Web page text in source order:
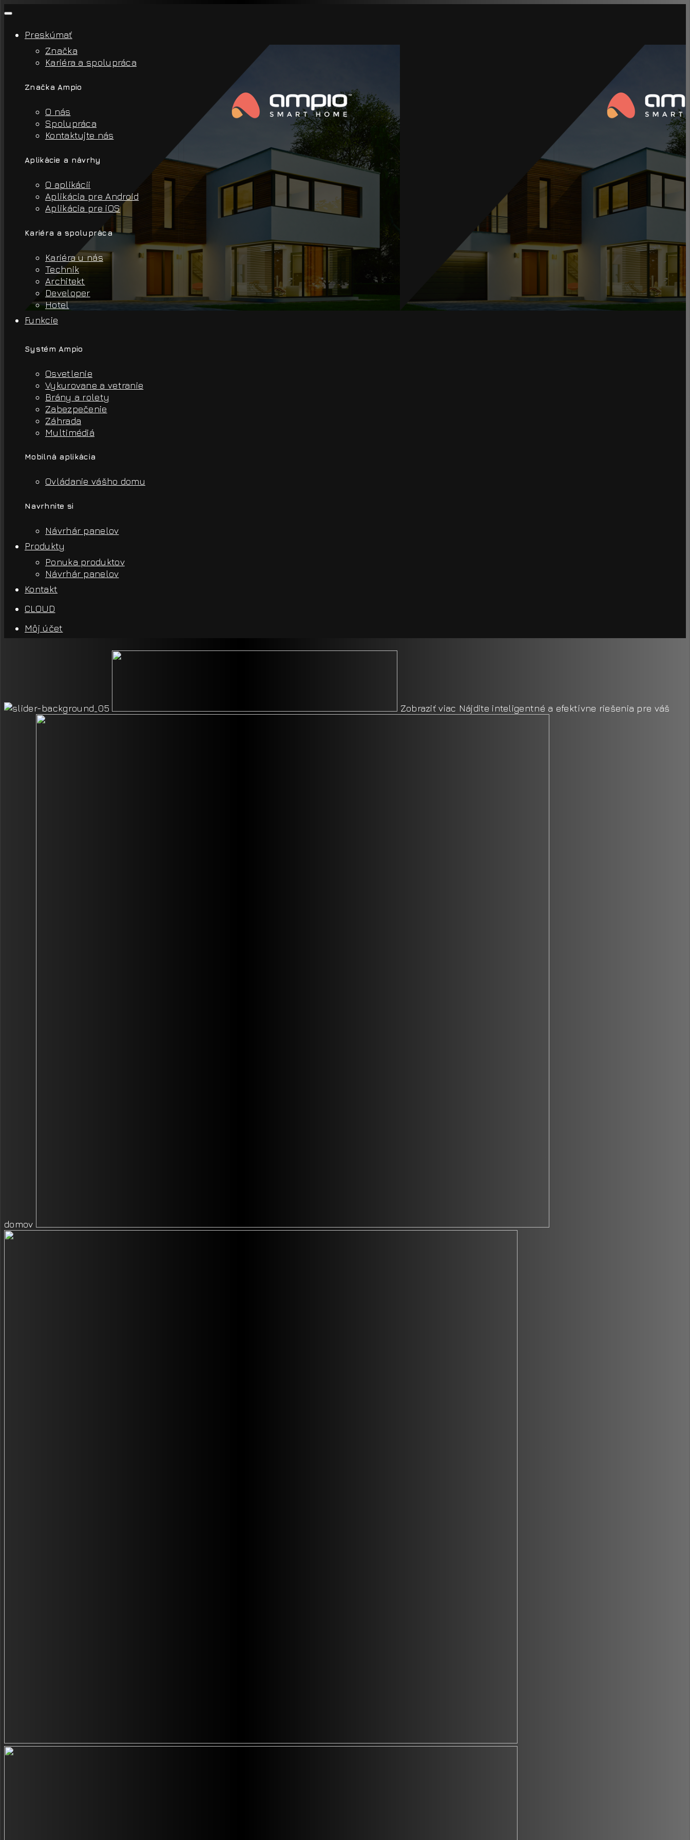
Preskúmať
Značka
Kariéra a spolupráca
Značka Ampio
O nás
Spolupráca
Kontaktujte nás
Aplikácie a návrhy
O aplikácii
Aplikácia pre Android
Aplikácia pre iOS
Kariéra a spolupráca
Kariéra u nás
Technik
Architekt
Developer
Hotel
Funkcie
Systém Ampio
Osvetlenie
Vykurovane a vetranie
Brány a rolety
Zabezpečenie
Záhrada
Multimédiá
Mobilná aplikácia
Ovládanie vášho domu
Navrhnite si
Návrhár panelov
Produkty
Ponuka produktov
Návrhár panelov
Kontakt
CLOUD
Môj účet
Zobraziť viac Nájdite inteligentné a efektívne riešenia pre váš
domov